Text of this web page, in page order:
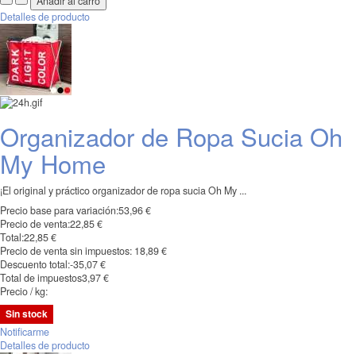
Detalles de producto
Organizador de Ropa Sucia Oh
My Home
¡El original y práctico organizador de ropa sucia Oh My ...
Precio base para variación:53,96 €
Precio de venta:22,85 €
Total:22,85 €
Precio de venta sin impuestos: 18,89 €
Descuento total:-35,07 €
Total de impuestos3,97 €
Precio / kg:
Sin stock
Notificarme
Detalles de producto